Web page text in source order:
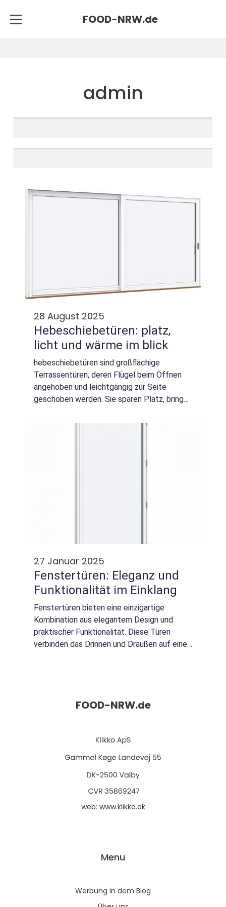
FOOD-NRW.de
admin
28 August 2025
Hebeschiebetüren: platz,
licht und wärme im blick
hebeschiebetüren sind großflächige
Terrassentüren, deren Flügel beim Öffnen
angehoben und leichtgängig zur Seite
geschoben werden. Sie sparen Platz, bringen
27 Januar 2025
Fenstertüren: Eleganz und
Funktionalität im Einklang
Fenstertüren bieten eine einzigartige
Kombination aus elegantem Design und
praktischer Funktionalität. Diese Türen
verbinden das Drinnen und Draußen auf eine
FOOD-NRW.de
web: www.klikko.dk
Menu
Werbung in dem Blog